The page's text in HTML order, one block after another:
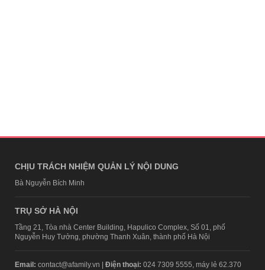
CHỊU TRÁCH NHIỆM QUẢN LÝ NỘI DUNG
Bà Nguyễn Bích Minh
TRỤ SỞ HÀ NỘI
Tầng 21, Tòa nhà Center Building, Hapulico Complex, Số 01, phố
Nguyễn Huy Tưởng, phường Thanh Xuân, thành phố Hà Nội
Email: contact@afamily.vn | Điện thoại: 024 7309 5555, máy lẻ 62.370